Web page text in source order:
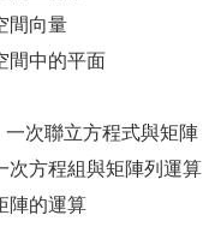
間向量
中的平面
次聯立方程式與矩陣
方程組與矩陣列運算
陣的運算